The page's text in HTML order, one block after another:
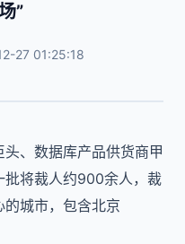
”
27 01:25:18
、数据库产品供货商甲
批将裁人约900余人，裁
城市，包含北京